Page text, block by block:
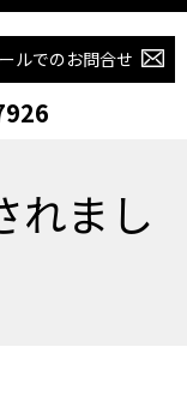
ルでのお問合せ
れまし